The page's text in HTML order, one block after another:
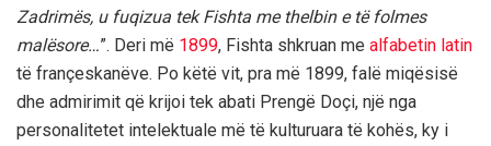
Zadrimës, u fuqizua tek Fishta me thelbin e të folmes
malësore…”. Deri më 1899, Fishta shkruan me alfabetin latin
të françeskanëve. Po këtë vit, pra më 1899, falë miqësisë
dhe admirimit që krijoi tek abati Prengë Doçi, një nga
personalitetet intelektuale më të kulturuara të kohës, ky i